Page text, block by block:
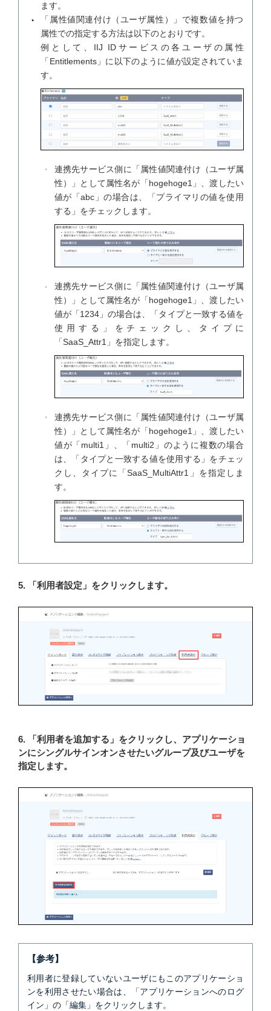
ます。
「属性値関連付け（ユーザ属性）」で複数値を持つ
属性での指定する方法は以下のとおりです。
例として、IIJ IDサービスの各ユーザの属性
「Entitlements」に以下のように値が設定されていま
す。
連携先サービス側に「属性値関連付け（ユーザ属
性）」として属性名が「hogehoge1」、渡したい
値が「abc」の場合は、「プライマリの値を使用
する」をチェックします。
連携先サービス側に「属性値関連付け（ユーザ属
性）」として属性名が「hogehoge1」、渡したい
値が「1234」の場合は、「タイプと一致する値を
使用する」をチェックし、タイプに
「SaaS_Attr1」を指定します。
連携先サービス側に「属性値関連付け（ユーザ属
性）」として属性名が「hogehoge1」、渡したい
値が「multi1」、「multi2」のように複数の場合
は、「タイプと一致する値を使用する」をチェッ
クし、タイプに「SaaS_MultiAttr1」を指定しま
す。
5. 「利用者設定」をクリックします。
6. 「利用者を追加する」をクリックし、アプリケーショ
ンにシングルサインオンさせたいグループ及びユーザを
指定します。
【参考】
利用者に登録していないユーザにもこのアプリケーショ
ンを利用させたい場合は、「アプリケーションへのログ
イン」の「編集」をクリックします。